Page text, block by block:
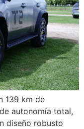
139 km de
autonomía total,
diseño robusto